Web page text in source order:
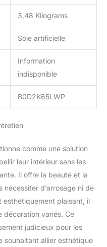
3,48 Kilograms
Soie artificielle
Information
indisponible
B0D2K65LWP
comme une solution
leur intérieur sans les
Il offre la beauté et la
nécessiter d’arrosage ni de
esthétiquement plaisant, il
décoration variés. Ce
judicieux pour les
souhaitant allier esthétique